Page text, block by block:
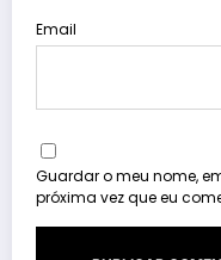
Email
Guardar o meu nome,
próxima vez que eu